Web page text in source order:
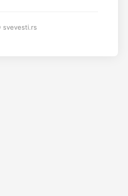
svevesti.rs